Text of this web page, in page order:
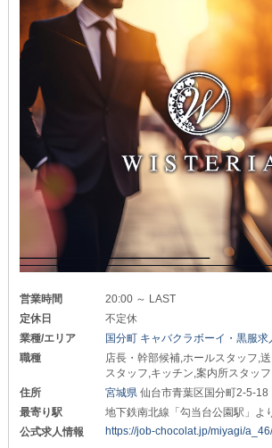
営業時間
20:00 ～ LAST
定休日
不定休
業種/エリア
国分町 キャバクラボーイ・黒服求
職種
店長・幹部候補,ホールスタッフ,
スタッフ,キッチン,案内所スタッフ
住所
宮城県仙台市青葉区国分町2-5-
最寄り駅
地下鉄南北線「勾当台公園駅」よ
公式求人情報
https://job-chocolat.jp/miyagi/